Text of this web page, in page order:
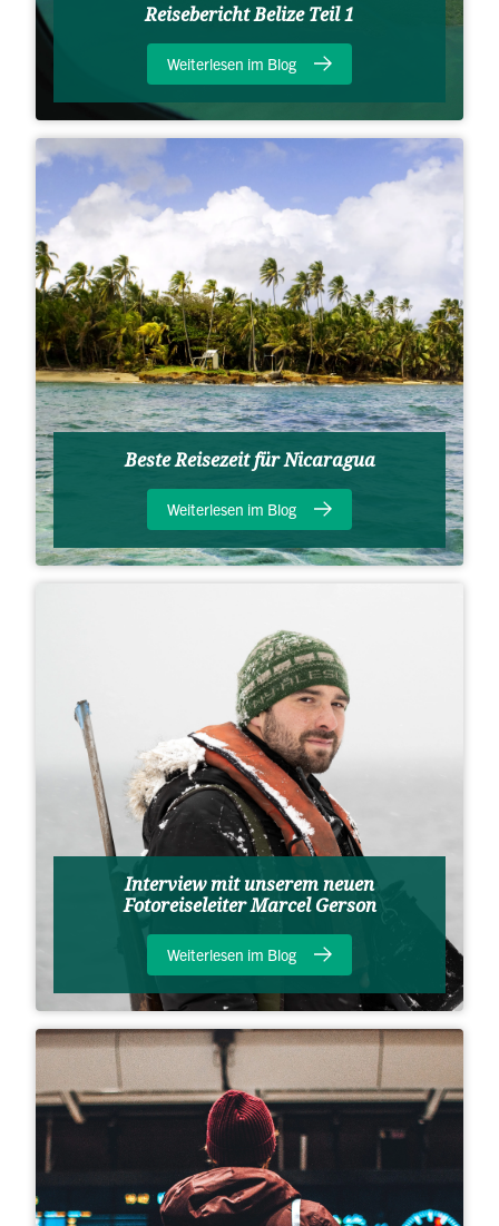
Reisebericht Belize Teil 1
Weiterlesen im Blog
Beste Reisezeit für Nicaragua
Weiterlesen im Blog
Interview mit unserem neuen
Fotoreiseleiter Marcel Gerson
Weiterlesen im Blog